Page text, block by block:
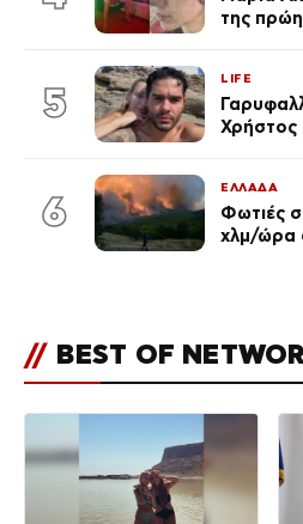
της
5
LIFE
Χρήστος
6
ΕΛΛΑΔΑ
Φωτιές
χλμ/ώρα
// BEST OF